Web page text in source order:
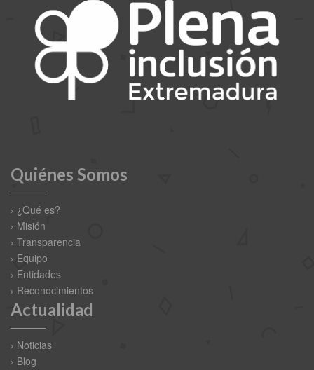
Quiénes Somos
¿Qué es?
Misión
Transparencia
Equipo
Entidades
Reconocimientos
Actualidad
Noticias
Blog